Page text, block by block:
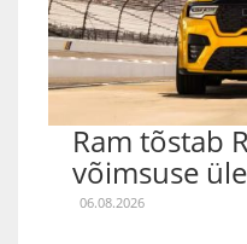
Ram tõstab
võimsuse
06.08.2026